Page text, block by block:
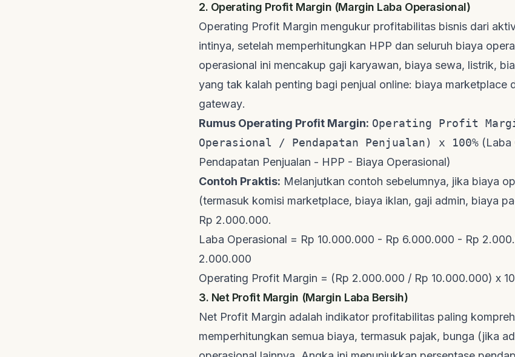
2. Operating Profit Margin (Margin Laba Operasional)
Operating Profit Margin mengukur profitabilitas bisnis dari
intinya, setelah memperhitungkan HPP dan seluruh biaya
operasional ini mencakup gaji karyawan, biaya sewa, listrik,
yang tak kalah penting bagi penjual online: biaya marketplace
gateway.
Rumus Operating Profit Margin: Operating Profit
Operasional / Pendapatan Penjualan) x 100% (Laba
Pendapatan Penjualan - HPP - Biaya Operasional)
Contoh Praktis: Melanjutkan contoh sebelumnya, jika biaya
(termasuk komisi marketplace, biaya iklan, gaji admin, biaya
Rp 2.000.000.
Laba Operasional = Rp 10.000.000 - Rp 6.000.000 - Rp
2.000.000
Operating Profit Margin = (Rp 2.000.000 / Rp 10.000.000) x
3. Net Profit Margin (Margin Laba Bersih)
Net Profit Margin adalah indikator profitabilitas paling
memperhitungkan semua biaya, termasuk pajak, bunga (jika